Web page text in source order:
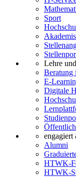
Sport
Lehre
Beratung
E-
Digitale
engagiert
Alumni
HTWK-
HTWK-